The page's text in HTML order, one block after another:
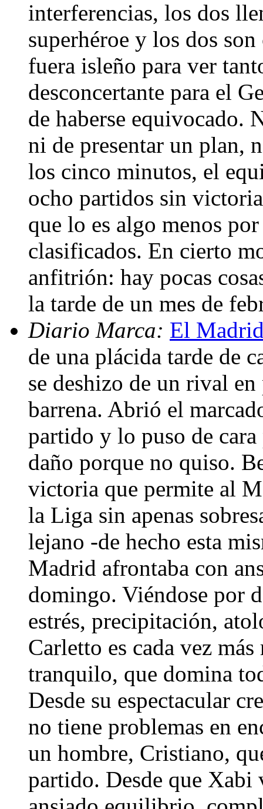
interferencias, los dos
superhéroe y los dos
fuera isleño para ver
desconcertante para el
de haberse equivocado.
ni de presentar un plan,
los cinco minutos, el
ocho partidos sin
que lo es algo menos
clasificados. En cierto
anfitrión: hay pocas
la tarde de un mes de
Diario Marca: El
de una plácida tarde de
se deshizo de un rival
barrena. Abrió el
partido y lo puso de
daño porque no quiso.
victoria que permite al
la Liga sin apenas
lejano -de hecho esta
Madrid afrontaba con
domingo. Viéndose por
estrés, precipitación,
Carletto es cada vez
tranquilo, que domina
Desde su espectacular
no tiene problemas en
un hombre, Cristiano,
partido. Desde que